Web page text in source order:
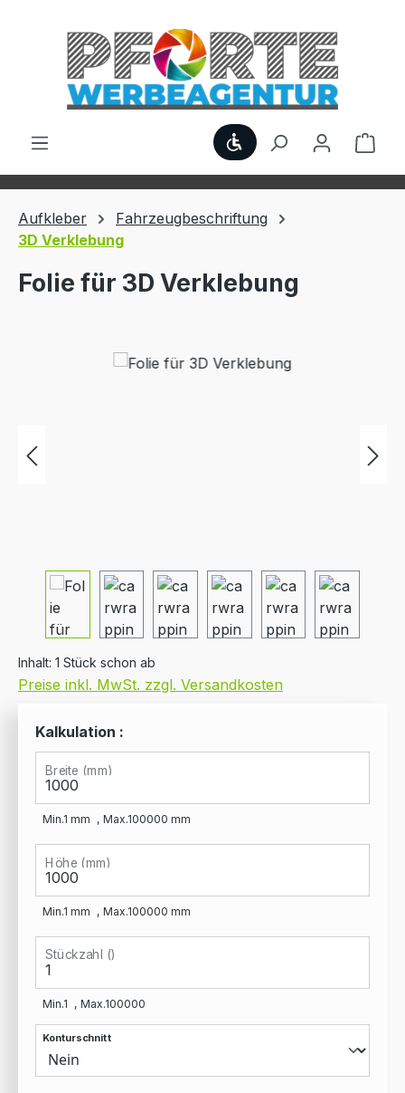
Werkzeugleiste
Aufkleber
Fahrzeugbeschriftung
3D Verklebung
Folie für 3D Verklebung
Bildergalerie überspringen
Inhalt: 1 Stück schon ab
Preise inkl. MwSt. zzgl. Versandkosten
Kalkulation :
Breite (mm)
Min.1 mm Max.100000 mm
Höhe (mm)
Min.1 mm Max.100000 mm
Stückzahl ()
Min.1 Max.100000
Konturschnitt